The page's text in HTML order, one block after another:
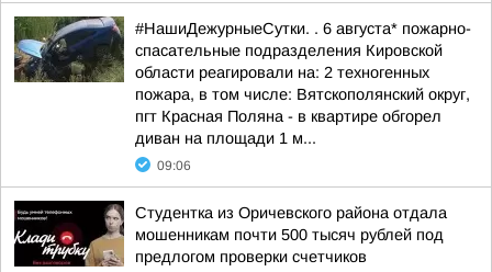
#НашиДежурныеСутки. . 6 августа* пожарно-
спасательные подразделения Кировской
области реагировали на: 2 техногенных
пожара, в том числе: Вятскополянский округ,
пгт Красная Поляна - в квартире обгорел
диван на площади 1 м...
09:06
Студентка из Оричевского района отдала
мошенникам почти 500 тысяч рублей под
предлогом проверки счетчиков